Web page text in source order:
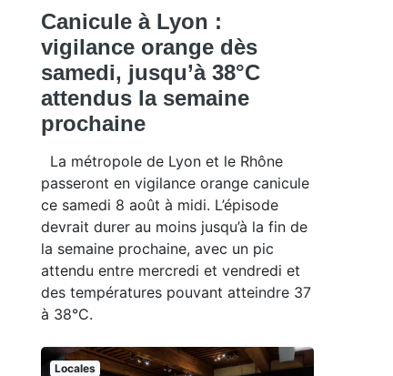
Canicule à Lyon :
vigilance orange dès
samedi, jusqu’à 38°C
attendus la semaine
prochaine
La métropole de Lyon et le Rhône
passeront en vigilance orange canicule
ce samedi 8 août à midi. L’épisode
devrait durer au moins jusqu’à la fin de
la semaine prochaine, avec un pic
attendu entre mercredi et vendredi et
des températures pouvant atteindre 37
à 38°C.
Locales